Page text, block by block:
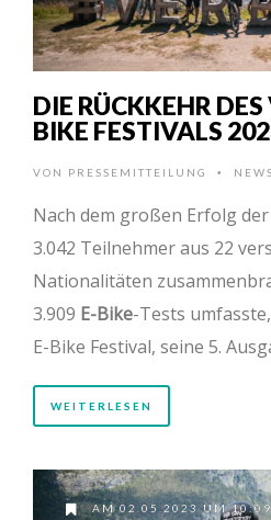
DIE RÜCKKEHR DES
BIKE FESTIVALS
VON PRESSEMITTEILUNG • NEWS
Nach dem großen Erfolg
3.042 Teilnehmer aus 22
Nationalitäten
3.909 E-Bike-Tests
E-Bike Festival, seine 5.
WEITERLESEN
AM 02.05.2023 UM 10:09